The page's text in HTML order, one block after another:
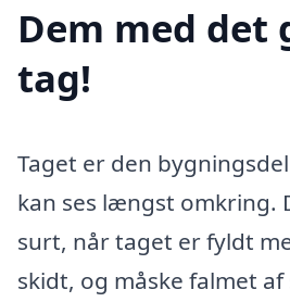
Dem med det
tag!
Taget er den
kan ses længst omkring.
surt, når taget er fyldt
skidt, og måske falmet